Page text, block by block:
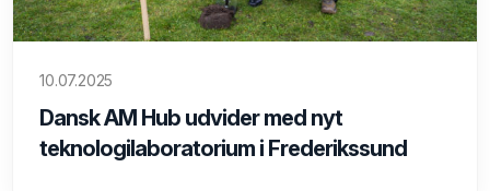
10.07.2025
Dansk AM Hub udvider med nyt
teknologilaboratorium i Frederikssund